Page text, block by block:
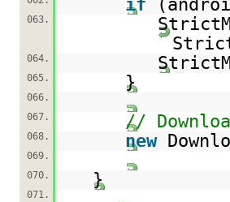
if
063.
064.
065. }
066.
067.
//
068. new
069.
070.
}
071.